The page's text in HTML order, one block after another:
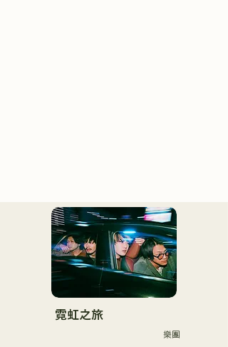
霓虹之旅
樂團